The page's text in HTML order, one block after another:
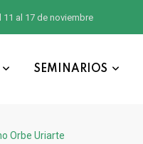
al 17 de noviembre
SEMINARIOS
Orbe Uriarte